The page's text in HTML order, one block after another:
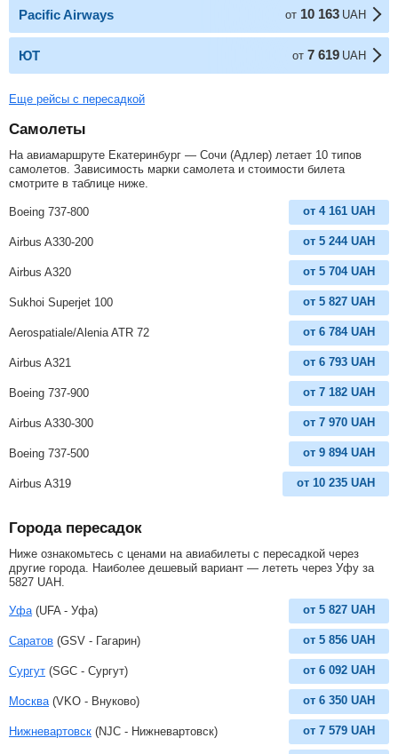
Pacific Airways от 10 163 UAH
ЮТ от 7 619 UAH
Еще рейсы с пересадкой
Самолеты
На авиамаршруте Екатеринбург — Сочи (Адлер) летает 10 типов
самолетов. Зависимость марки самолета и стоимости билета
смотрите в таблице ниже.
Boeing 737-800 от 4 161 UAH
Airbus A330-200 от 5 244 UAH
Airbus A320 от 5 704 UAH
Sukhoi Superjet 100 от 5 827 UAH
Aerospatiale/Alenia ATR 72 от 6 784 UAH
Airbus A321 от 6 793 UAH
Boeing 737-900 от 7 182 UAH
Airbus A330-300 от 7 970 UAH
Boeing 737-500 от 9 894 UAH
Airbus A319 от 10 235 UAH
Города пересадок
Ниже ознакомьтесь с ценами на авиабилеты с пересадкой через
другие города. Наиболее дешевый вариант — лететь через Уфу за
5827 UAH
Уфа (UFA - Уфа) от 5 827 UAH
Саратов (GSV - Гагарин) от 5 856 UAH
Сургут (SGC - Сургут) от 6 092 UAH
Москва (VKO - Внуково) от 6 350 UAH
Нижневартовск (NJC - Нижневартовск) от 7 579 UAH